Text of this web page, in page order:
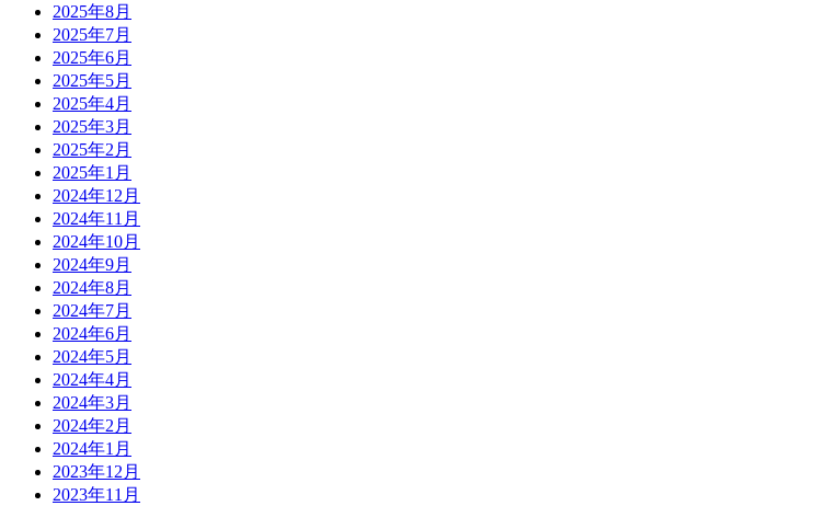
2025年8月
2025年7月
2025年6月
2025年5月
2025年4月
2025年3月
2025年2月
2025年1月
2024年12月
2024年11月
2024年10月
2024年9月
2024年8月
2024年7月
2024年6月
2024年5月
2024年4月
2024年3月
2024年2月
2024年1月
2023年12月
2023年11月